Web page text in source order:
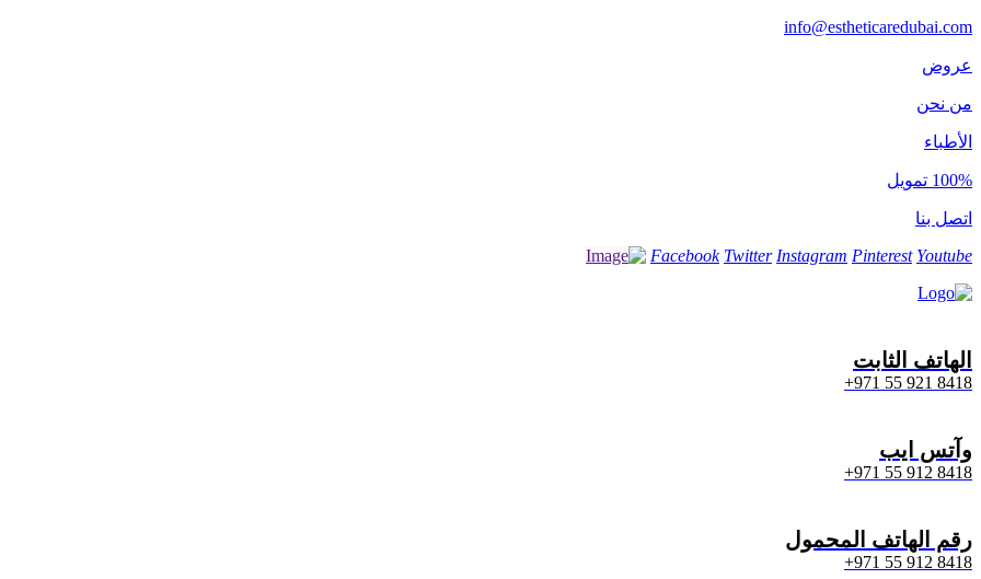
info@estheticaredubai.com
عروض
من نحن
الأطباء
100% تمويل
اتصل بنا
Facebook Twitter Instagram Pinterest Youtube
الهاتف الثابت
8418 921 55 971+
وآتس ایب
8418 912 55 971+
رقم الهاتف المحمول
8418 912 55 971+